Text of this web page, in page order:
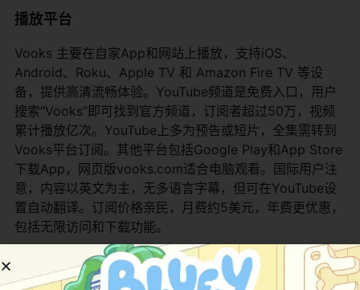
播放平台
Vooks 主要在自家App和网站上播放，支持iOS、
Android、Roku、Apple TV 和 Amazon Fire TV 等设
备，提供高清流畅体验。YouTube频道是免费入口，用户
搜索“Vooks”即可找到官方频道，订阅者超过50万，视频
累计播放亿次。YouTube上多为预告或短片，全集需转到
Vooks平台订阅。其他平台包括Google Play和App Store
下载App，网页版vooks.com适合电脑观看。国际用户注
意，内容以英文为主，无多语言字幕，但可在YouTube设
置自动翻译。订阅价格亲民，月费约5美元，年费更优惠，
包括无限访问和下载功能。
特点 访问方式